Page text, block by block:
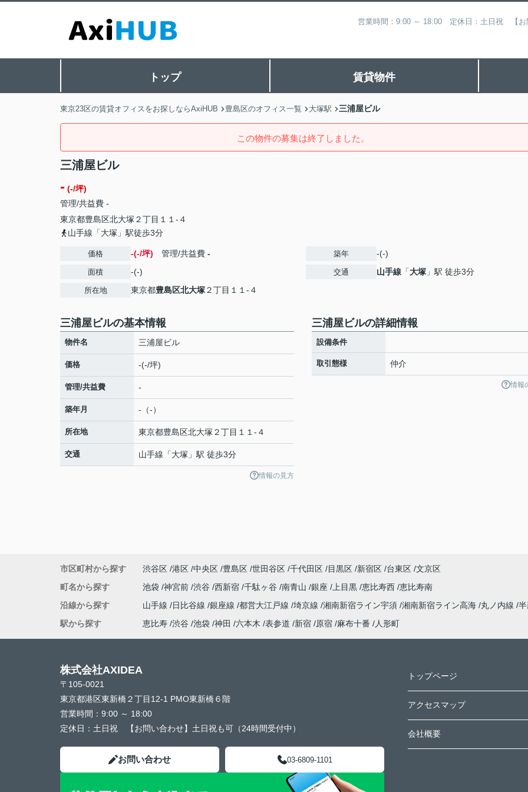
営業時間：9:00 ～ 18:00 定休日：土日祝 【お
トップ 賃貸物件
東京23区の賃貸オフィスをお探しならAxiHUB 豊島区のオフィス一覧 大塚駅 三浦屋ビル
この物件の募集は終了しました。
三浦屋ビル
- (-/坪)
管理/共益費 -
東京都豊島区北大塚 ２丁目１１-４
山手線「大塚」駅徒歩3分
価格 -(-/坪) 管理/共益費 -
面積 -(-)
所在地 東京都豊島区北大塚２丁目１１-４
築年 -(-)
交通 山手線 「大塚 」駅 徒歩3分
三浦屋ビルの基本情報
物件名 三浦屋ビル
価格 -(-/坪)
管理/共益費 -
築年月 -（-）
所在地 東京都豊島区北大塚 ２丁目１１-４
交通 山手線 「大塚 」駅 徒歩3分
情報の見方
三浦屋ビルの詳細情報
設備条件
取引態様 仲介
情報
市区町村から探す 渋谷区 港区 中央区 豊島区 世田谷区 千代田区 目黒区 新宿区 台東区 文京区
町名から探す
池袋 神宮前 渋谷 西新宿 千駄ヶ谷 南青山 銀座 上目黒 恵比寿西 恵比寿南
沿線から探す
山手線 日比谷線 銀座線 都営大江戸線 埼京線 湘南新宿ライン宇須 湘南新宿ライン高海 丸ノ内線
駅から探す
恵比寿 渋谷 池袋 神田 六本木 表参道 新宿 原宿 麻布十番 人形町
株式会社AXIDEA
〒105-0021
東京都港区東新橋２丁目12-1 PMO東新橋６階
営業時間： 9:00 ～ 18:00
定休日： 土日祝 【お問い合わせ】土日祝も可（24時間受付中）
お問い合わせ 03-6809-1101
トップページ
アクセスマップ
会社概要